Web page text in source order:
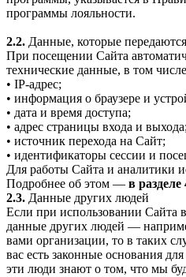
программы лояльности.
2.2. Данные, которые
При посещении Сайта
технические данные, в том
• IP-адрес;
• информация о браузере и
• дата и время доступа;
• адрес страницы входа и выхода;
• источник перехода на Сайт;
• идентификаторы сессии и
Для работы Сайта и аналитики
Подробнее об этом — в разделе
2.3. Данные других людей
Если при использовании Сайта
данные других людей —
вами организации, то в таких
вас есть законные основания
эти люди знают о том, что мы